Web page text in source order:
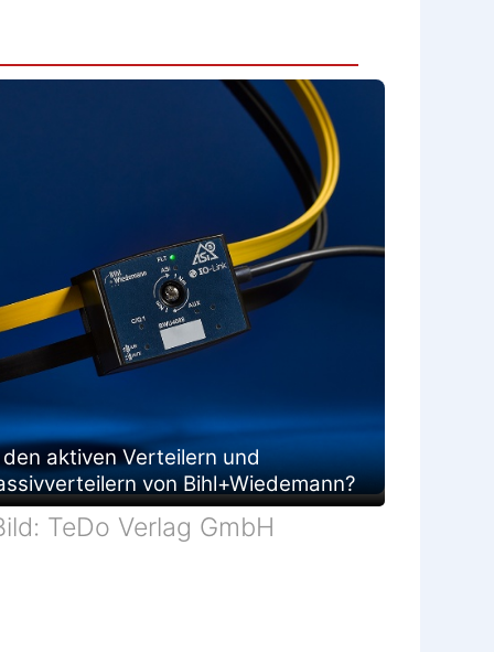
aktiven Verteilern und
von Bihl+Wiedemann?
TeDo Verlag GmbH